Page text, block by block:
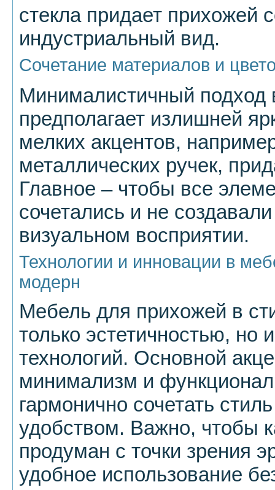
стекла придает прихожей
индустриальный вид.
Сочетание материалов и
Минималистичный подход
предполагает излишней
мелких акцентов,
металлических ручек,
Главное – чтобы все
сочетались и не
визуальном восприятии.
Технологии и инновации в
модерн
Мебель для прихожей в
только эстетичностью,
технологий. Основной
минимализм и
гармонично сочетать
удобством. Важно, чтобы
продуман с точки зрения
удобное использование